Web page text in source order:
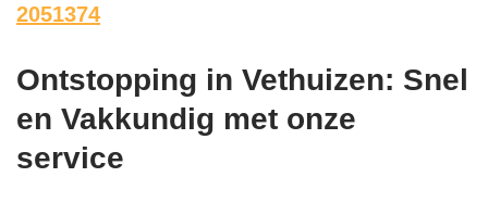
2051374
Ontstopping in Vethuizen: Snel
en Vakkundig met onze
service